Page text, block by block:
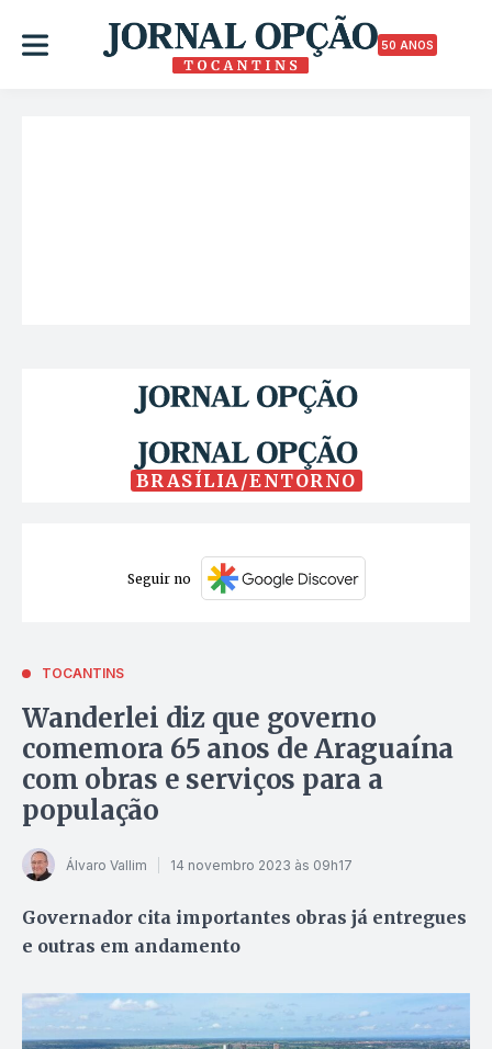
50 ANOS
BRASÍLIA/ENTORNO
Seguir no
TOCANTINS
Wanderlei diz que governo
comemora 65 anos de Araguaína
com obras e serviços para a
população
Álvaro Vallim 14 novembro 2023 às 09h17
Governador cita importantes obras já entregues
e outras em andamento